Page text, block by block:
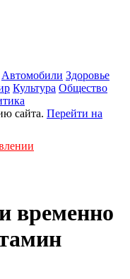
Автомобили Здоровье
Культура Общество
сайта. Перейти на
временно